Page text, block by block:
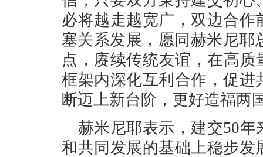
必将越走越宽广，双边合
塞关系发展，愿同赫米尼耶
点，赓续传统友谊，在高
框架内深化互利合作，促
断迈上新台阶，更好造福两
赫米尼耶表示，建交50
和共同发展的基础上稳步